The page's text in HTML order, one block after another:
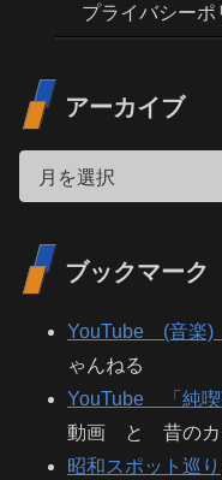
プライバシーポ
アーカイブ
ブックマーク
YouTube (音楽)
ゃんねる
YouTube 「純喫
動画 と 昔のカ
昭和スポット巡り